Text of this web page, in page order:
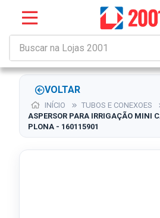
VOLTAR
INÍCIO TUBOS E CONEXOES
ASPERSOR PARA IRRIGAÇÃO MINI
PLONA - 160115901